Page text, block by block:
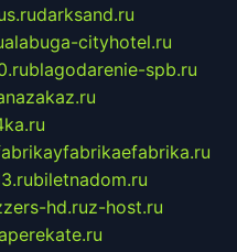
darksand.ru
alabuga-cityhotel.ru
blagodarenie-spb.ru
biletnadom.ru
hd.ruz-host.ru